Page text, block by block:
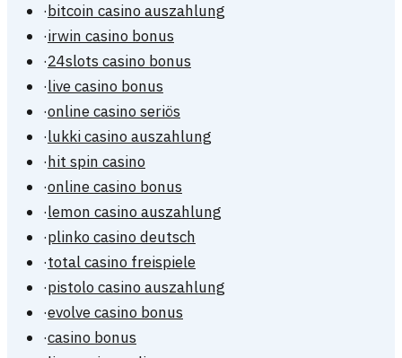
·bitcoin casino auszahlung
·irwin casino bonus
·24slots casino bonus
·live casino bonus
·online casino seriös
·lukki casino auszahlung
·hit spin casino
·online casino bonus
·lemon casino auszahlung
·plinko casino deutsch
·total casino freispiele
·pistolo casino auszahlung
·evolve casino bonus
·casino bonus